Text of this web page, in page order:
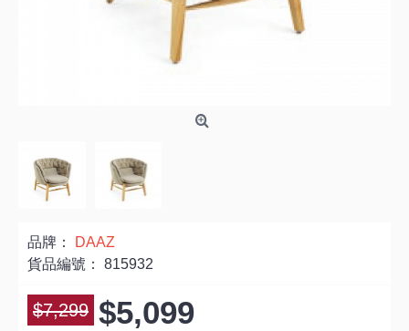
品牌：
DAAZ
貨品編號： 815932
$7,299 $5,099